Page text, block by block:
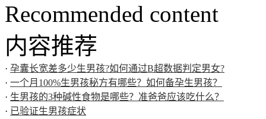
Recommended content
内容推荐
· 孕囊长宽差多少生男孩?如何通过B超数据判定男女?
· 一个月100%生男孩秘方有哪些？如何备孕生男孩？
· 生男孩的3种碱性食物是哪些？准爸爸应该吃什么？
· 已验证生男孩症状